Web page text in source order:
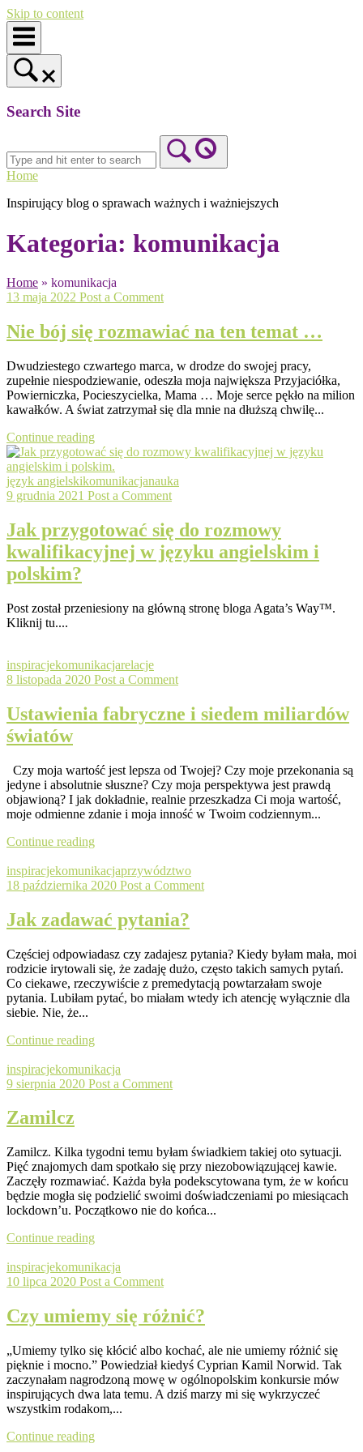
Skip to content
Search Site
Home
Inspirujący blog o sprawach ważnych i ważniejszych
Kategoria: komunikacja
Home » komunikacja
13 maja 2022 Post a Comment
Nie bój się rozmawiać na ten temat …
Dwudziestego czwartego marca, w drodze do swojej pracy,
zupełnie niespodziewanie, odeszła moja największa Przyjaciółka,
Powierniczka, Pocieszycielka, Mama … Moje serce pękło na milion
kawałków. A świat zatrzymał się dla mnie na dłuższą chwilę...
Continue reading
język angielskikomunikacjanauka
9 grudnia 2021 Post a Comment
Jak przygotować się do rozmowy
kwalifikacyjnej w języku angielskim i
polskim?
Post został przeniesiony na główną stronę bloga Agata’s Way™.
Kliknij tu....
inspiracjekomunikacjarelacje
8 listopada 2020 Post a Comment
Ustawienia fabryczne i siedem miliardów
światów
Czy moja wartość jest lepsza od Twojej? Czy moje przekonania są
jedyne i absolutnie słuszne? Czy moja perspektywa jest prawdą
objawioną? I jak dokładnie, realnie przeszkadza Ci moja wartość,
moje odmienne zdanie i moja inność w Twoim codziennym...
Continue reading
inspiracjekomunikacjaprzywództwo
18 października 2020 Post a Comment
Jak zadawać pytania?
Częściej odpowiadasz czy zadajesz pytania? Kiedy byłam mała, moi
rodzicie irytowali się, że zadaję dużo, często takich samych pytań.
Co ciekawe, rzeczywiście z premedytacją powtarzałam swoje
pytania. Lubiłam pytać, bo miałam wtedy ich atencję wyłącznie dla
siebie. Nie, że...
Continue reading
inspiracjekomunikacja
9 sierpnia 2020 Post a Comment
Zamilcz
Zamilcz. Kilka tygodni temu byłam świadkiem takiej oto sytuacji.
Pięć znajomych dam spotkało się przy niezobowiązującej kawie.
Zaczęły rozmawiać. Każda była podekscytowana tym, że w końcu
będzie mogła się podzielić swoimi doświadczeniami po miesiącach
lockdown’u. Początkowo nie do końca...
Continue reading
inspiracjekomunikacja
10 lipca 2020 Post a Comment
Czy umiemy się różnić?
„Umiemy tylko się kłócić albo kochać, ale nie umiemy różnić się
pięknie i mocno.” Powiedział kiedyś Cyprian Kamil Norwid. Tak
zaczynałam nagrodzoną mowę w ogólnopolskim konkursie mów
inspirujących dwa lata temu. A dziś marzy mi się wykrzyczeć
wszystkim rodakom,...
Continue reading